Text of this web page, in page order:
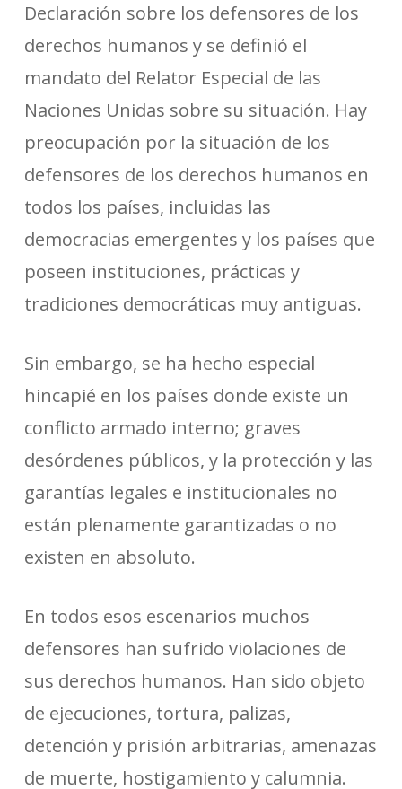
Declaración sobre los defensores de los
derechos humanos y se definió el
mandato del Relator Especial de las
Naciones Unidas sobre su situación. Hay
preocupación por la situación de los
defensores de los derechos humanos en
todos los países, incluidas las
democracias emergentes y los países que
poseen instituciones, prácticas y
tradiciones democráticas muy antiguas.
Sin embargo, se ha hecho especial
hincapié en los países donde existe un
conflicto armado interno; graves
desórdenes públicos, y la protección y las
garantías legales e institucionales no
están plenamente garantizadas o no
existen en absoluto.
En todos esos escenarios muchos
defensores han sufrido violaciones de
sus derechos humanos. Han sido objeto
de ejecuciones, tortura, palizas,
detención y prisión arbitrarias, amenazas
de muerte, hostigamiento y calumnia.